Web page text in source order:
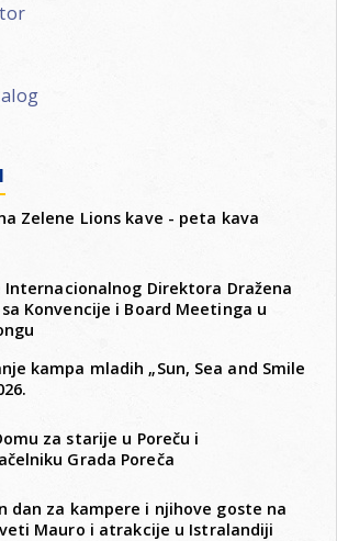
Zelene Lions kave - peta kava
Internacionalnog Direktora Dražena
Konvencije i Board Meetinga u
kampa mladih „Sun, Sea and Smile
za starije u Poreču i
Grada Poreča
dan za kampere i njihove goste na
Mauro i atrakcije u Istralandiji